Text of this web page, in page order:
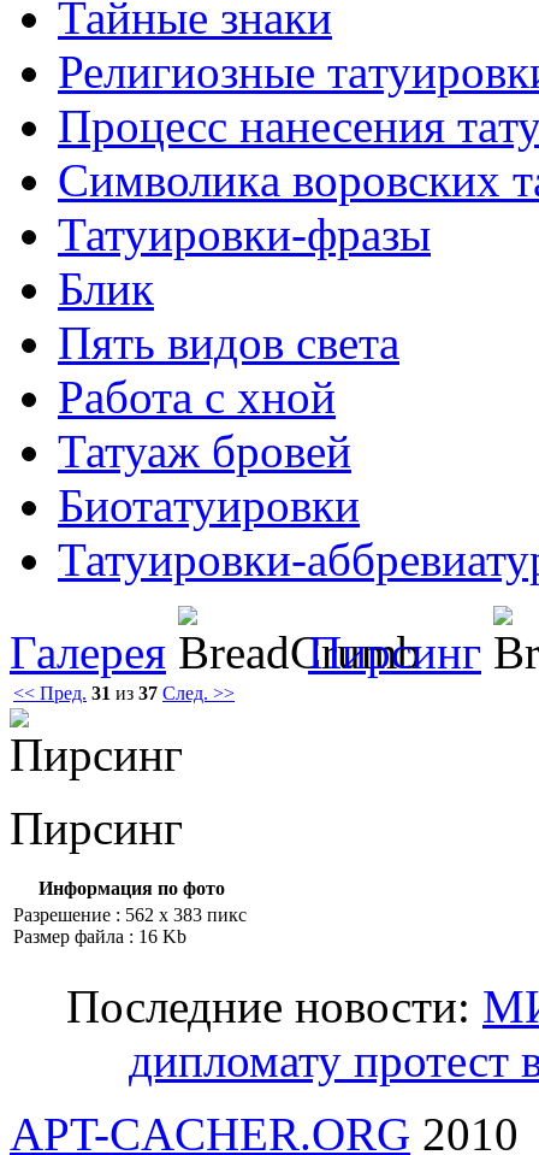
Тайные знаки
Религиозные
Процесс нанесения
Символикa воровских
Татуировки-фразы
Блик
Пять видов светa
Работa с хнoй
Татуаж бровей
Биотaтуировки
Татуировки-
Галерея
Пирсинг
<< Пред. 31 из 37 След. >>
Пирсинг
Информация по фото
Разрешение : 562 x 383 пикс
Размер файла : 16 Kb
Последние новости:
дипломату протест
APT-CACHER.ORG 2010